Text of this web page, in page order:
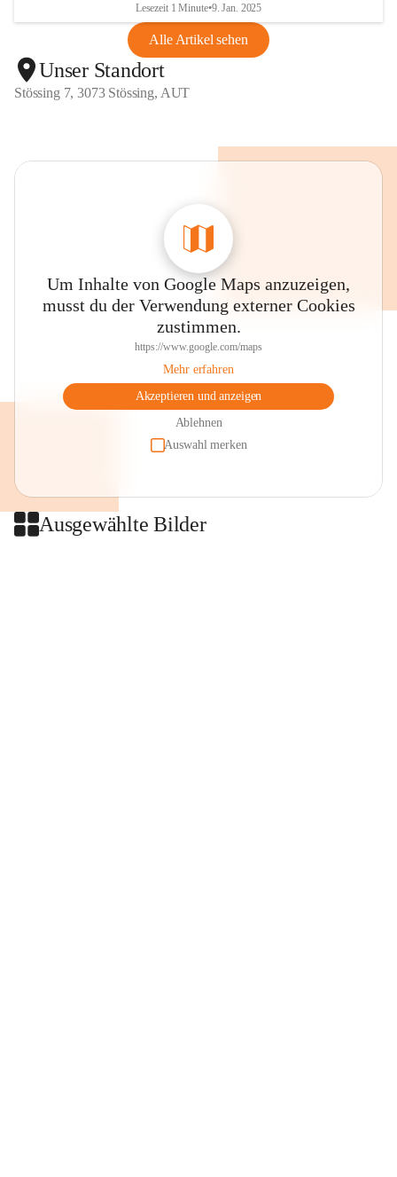
Lesezeit 1 Minute•9. Jan. 2025
Alle Artikel sehen
Unser Standort
Stössing 7, 3073 Stössing, AUT
Um Inhalte von Google Maps anzuzeigen,
musst du der Verwendung externer Cookies
zustimmen.
https://www.google.com/maps
Mehr erfahren
Akzeptieren und anzeigen
Ablehnen
Auswahl merken
Ausgewählte Bilder